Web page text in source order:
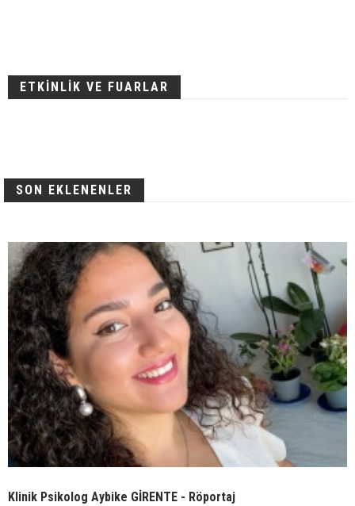
ETKİNLİK VE FUARLAR
SON EKLENENLER
Klinik Psikolog Aybike GİRENTE - Röportaj